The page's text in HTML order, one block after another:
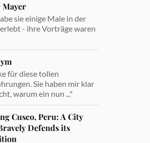
Mayer
sie einige Male in der
- ihre Vorträge waren
für diese tollen
Sie haben mir klar
warum ein nun ..."
Cusco, Peru: A City
Defends its